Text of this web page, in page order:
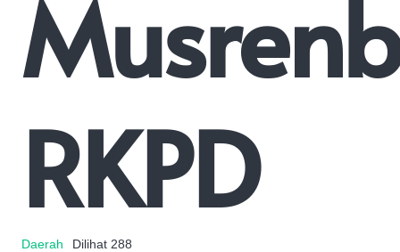
RKPD
Daerah Dilihat 288